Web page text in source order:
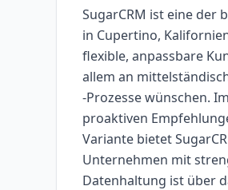
SugarCRM ist eine der
in Cupertino,
flexible, anpassbare
allem an
-Prozesse wünschen.
proaktiven
Variante bietet
Unternehmen mit
Datenhaltung ist über